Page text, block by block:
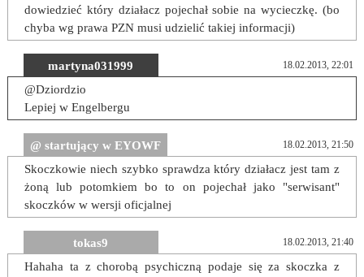
dowiedzieć który działacz pojechał sobie na wycieczkę. (bo
chyba wg prawa PZN musi udzielić takiej informacji)
martyna031999 18.02.2013, 22:01
@Dziordzio
Lepiej w Engelbergu
@ startujący w EYOWF 18.02.2013, 21:50
Skoczkowie niech szybko sprawdza który działacz jest tam z
żoną lub potomkiem bo to on pojechał jako "serwisant"
skoczków w wersji oficjalnej
tokas9 18.02.2013, 21:40
Hahaha ta z chorobą psychiczną podaje się za skoczka z